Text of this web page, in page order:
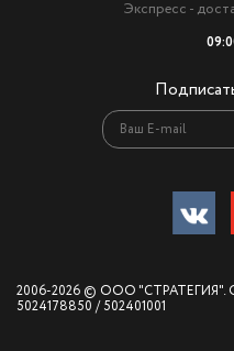
Экспресс -
2006-2026 © ООО "СТРАТЕГИЯ".
5024178850 / 502401001